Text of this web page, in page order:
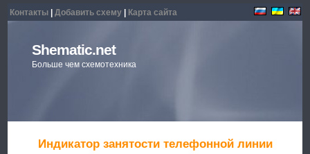
Контакты |Добавить схему Карта сайта
Shematic.net
Больше чем схемотехника
Индикатор занятости телефонной линии